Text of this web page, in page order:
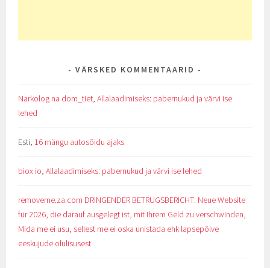
VÄRSKED KOMMENTAARID
Narkolog na dom_tiet,Allalaadimiseks: pabernukud ja värvi ise
lehed
Esti, 16 mängu autosõidu ajaks
biox io,Allalaadimiseks: pabernukud ja värvi ise lehed
removeme.za.com DRINGENDER BETRUGSBERICHT: Neue Website
für 2026, die darauf ausgelegt ist, mit Ihrem Geld zu verschwinden,
Mida me ei usu, sellest me ei oska unistada ehk lapsepõlve
eeskujude olulisusest